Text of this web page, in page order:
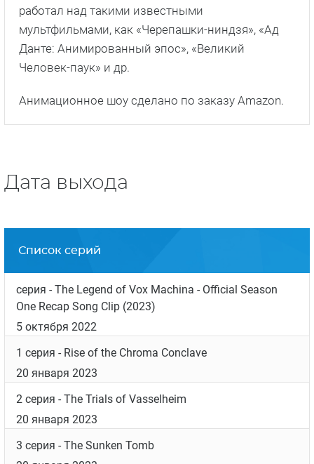
работал над такими известными
мультфильмами, как «Черепашки-ниндзя», «Ад
Данте: Анимированный эпос», «Великий
Человек-паук» и др.
Анимационное шоу сделано по заказу Amazon.
Дата выхода
Список серий
серия - The Legend of Vox Machina - Official Season
One Recap Song Clip (2023)
5 октября 2022
1 серия - Rise of the Chroma Conclave
20 января 2023
2 серия - The Trials of Vasselheim
20 января 2023
3 серия - The Sunken Tomb